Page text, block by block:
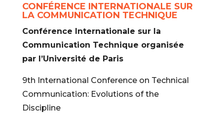
CONFÉRENCE INTERNATIONALE SUR
LA COMMUNICATION TECHNIQUE
Conférence Internationale sur la
Communication Technique organisée
par l’Université de Paris
9th International Conference on Technical
Communication: Evolutions of the
Discipline